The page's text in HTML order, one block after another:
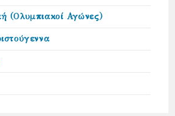
(Ολυμπιακοί Αγώνες)